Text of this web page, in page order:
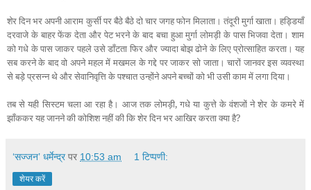
शेर दिन भर अपनी आराम कुर्सी पर बैठे बैठे दो चार जगह फोन मिलाता। तंदूरी मुर्गा खाता। हड्डियाँ
दरवाजे के बाहर फेंक देता और पेट भरने के बाद बचा हुआ मुर्गा लोमड़ी के पास भिजवा देता। शाम
को गधे के पास जाकर पहले उसे डाँटता फिर और ज्यादा बोझ ढोने के लिए प्रोत्साहित करता। यह
सब करने के बाद वो अपने महल में मखमल के गद्दे पर जाकर सो जाता। चारों जानवर इस व्यवस्था
से बड़े प्रसन्न थे और सेवानिवृत्ति के पश्चात उन्होंने अपने बच्चों को भी उसी काम में लगा दिया।
तब से यही सिस्टम चला आ रहा है। आज तक लोमड़ी, गधे या कुत्ते के वंशजों ने शेर के कमरे में
झाँककर यह जानने की कोशिश नहीं की कि शेर दिन भर आखिर करता क्या है?
‘सज्जन’ धर्मेन्द्र पर 10:53 am 1 टिप्पणी:
शेयर करें